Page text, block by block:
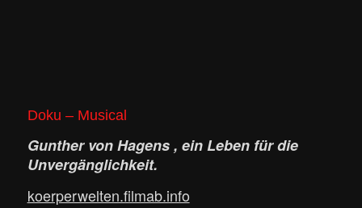
Doku – Musical
Gunther von Hagens , ein Leben für die
Unvergänglichkeit.
koerperwelten.filmab.info